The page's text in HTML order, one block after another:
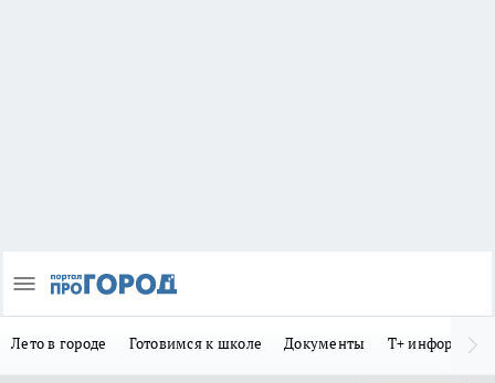
Лето в городе Готовимся к школе Документы Т+